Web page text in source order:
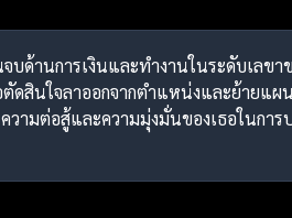
ด้านการเงินและทำงานในระดับเลขา
ดสินใจลาออกจากตำแหน่งและย้ายแผ
ามต่อสู้และความมุ่งมั่นของเธอในการ